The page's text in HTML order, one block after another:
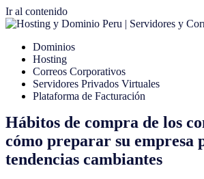
Ir al contenido
Dominios
Hosting
Correos Corporativos
Servidores Privados Virtuales
Plataforma de Facturación
Hábitos de compra de los
cómo preparar su empresa
tendencias cambiantes